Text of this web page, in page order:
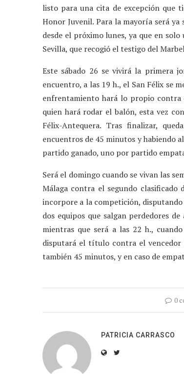
listo para una cita de excepción que
Honor Juvenil. Para la mayoría será
desde el próximo lunes, ya que en
Sevilla, que recogió el testigo del
Este sábado 26 se vivirá la primera
encuentro, a las 19 h., el San Félix se
enfrentamiento hará lo propio contra
quien hará rodar el balón, esta vez
Félix-Antequera. Tras finalizar,
encuentros de 45 minutos y habiendo
partido ganado, uno por partido
Será el domingo cuando se vivan las
Málaga contra el segundo
incorpore a la competición,
dos equipos que salgan perdedores
mientras que será a las 22 h.,
disputará el título contra el vencedor
también 45 minutos, y en caso de
0
PATRICIA CARRASCO